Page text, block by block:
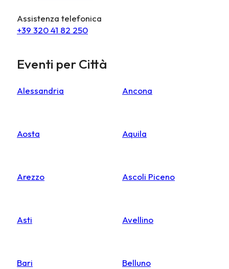
Assistenza telefonica
+39 320 41 82 250
Eventi per Città
Alessandria Ancona
Aosta Aquila
Arezzo Ascoli Piceno
Asti Avellino
Bari Belluno